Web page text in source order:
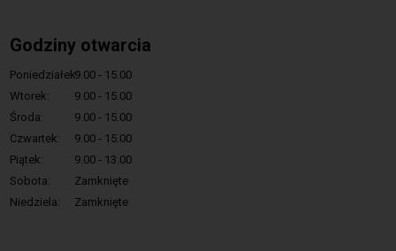
Godziny otwarcia
Poniedziałek:9.00 - 15.00
Wtorek:
9.00 - 15.00
Środa:
9.00 - 15.00
Czwartek:
9.00 - 15.00
Piątek:
9.00 - 13.00
Sobota:
Zamknięte
Niedziela:
Zamknięte